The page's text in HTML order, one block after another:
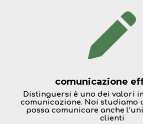
comunicazione
Distinguersi è uno dei valori
comunicazione. Noi studiamo
possa comunicare anche
clienti